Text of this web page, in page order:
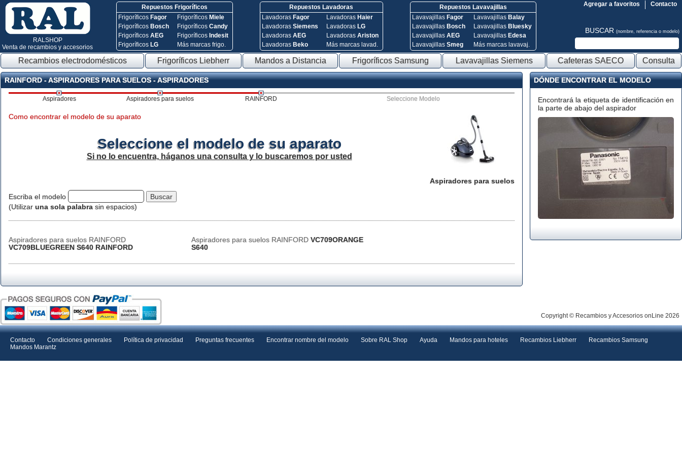
RALSHOP
Venta de recambios y accesorios
Repuestos Frigoríficos
Frigoríficos Fagor
Frigoríficos Bosch
FrigoríficosAEG
Frigoríficos LG
Frigoríficos Miele
FrigoríficosCandy
Frigoríficos Indesit
Más marcas frigo.
Repuestos Lavadoras
Lavadoras Fagor
Lavadoras Siemens
Lavadoras AEG
Lavadoras Beko
Lavadoras Haier
Lavadoras LG
Lavadoras Ariston
Más marcas lavad.
Repuestos Lavavajillas
Lavavajillas Fagor
Lavavajillas Bosch
Lavavajillas AEG
Lavavajillas Smeg
Lavavajillas Balay
Lavavajillas Bluesky
Lavavajillas Edesa
Más marcas lavavaj.
Contacto
Agregar a favoritos
BUSCAR (nombre, referencia o modelo)
Recambios electrodomésticos Frigoríficos Liebherr Mandos a Distancia Frigoríficos Samsung Lavavajillas Siemens Cafeteras SAECO Consulta
RAINFORD - ASPIRADORES PARA SUELOS - ASPIRADORES
Aspiradores Aspiradores para suelos RAINFORD Seleccione Modelo
Aspiradores para suelos
Como encontrar el modelo de su aparato
Seleccione el modelo de su aparato
Si no lo encuentra, háganos una consulta y lo buscaremos por usted
Escriba el modelo
(Utilizar una sola palabra sin espacios)
Aspiradores para suelos RAINFORD
VC709BLUEGREEN S640 RAINFORD
Aspiradores para suelos RAINFORD VC709ORANGE
S640
DÓNDE ENCONTRAR EL MODELO
Encontrará la etiqueta de identificación en
la parte de abajo del aspirador
Copyright © Recambios y Accesorios onLine 2026
Contacto Condiciones generales Política de privacidad Preguntas frecuentes Encontrar nombre del modelo Sobre RAL Shop Ayuda Mandos para hoteles Recambios Liebherr
Recambios Samsung
Mandos Marantz